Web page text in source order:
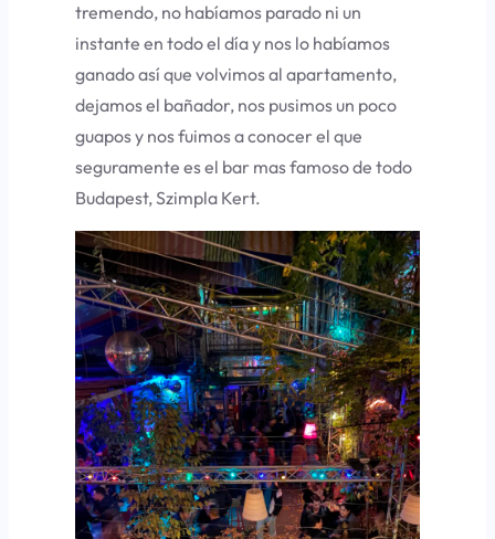
tremendo, no habíamos parado ni un
instante en todo el día y nos lo habíamos
ganado así que volvimos al apartamento,
dejamos el bañador, nos pusimos un poco
guapos y nos fuimos a conocer el que
seguramente es el bar mas famoso de todo
Budapest, Szimpla Kert.